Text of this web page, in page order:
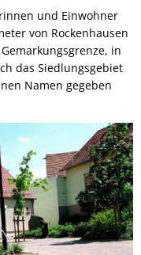
Deutschen
Bauen
zur jüdischen
Termine für das
Organigramm
Fundbüro
und Einwohner
von Rockenhausen
in
das Siedlungsgebiet
Namen gegeben